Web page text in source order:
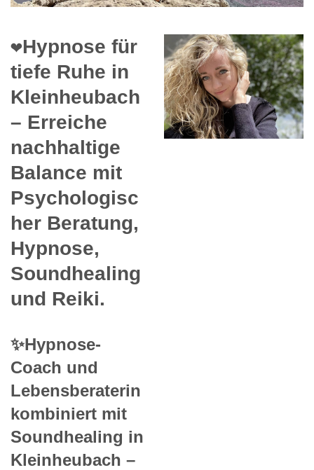
❤️Hypnose für
tiefe Ruhe in
Kleinheubach
– Erreiche
nachhaltige
Balance mit
Psychologisc
her Beratung,
Hypnose,
Soundhealing
und Reiki.
✨Hypnose-
Coach und
Lebensberaterin
kombiniert mit
Soundhealing in
Kleinheubach –